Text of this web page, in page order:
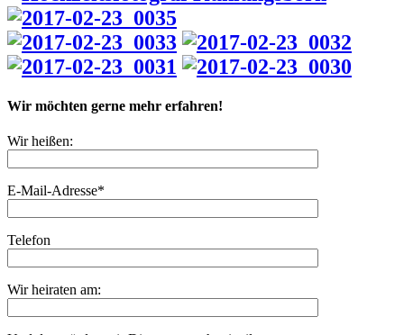
Wir möchten gerne mehr erfahren!
Wir heißen:
E-Mail-Adresse*
Telefon
Wir heiraten am: